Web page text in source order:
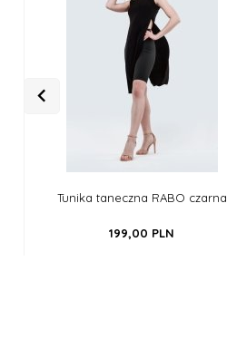
Tunika taneczna RABO czarna
199,00 PLN